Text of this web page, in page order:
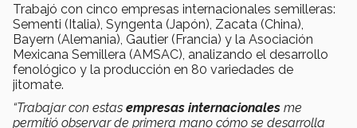
Trabajó con cinco empresas internacionales semilleras:
Sementi (Italia), Syngenta (Japón), Zacata (China),
Bayern (Alemania), Gautier (Francia) y la Asociación
Mexicana Semillera (AMSAC), analizando el desarrollo
fenológico y la producción en 80 variedades de
jitomate.
“Trabajar con estas empresas internacionales me
permitió observar de primera mano cómo se desarrolla